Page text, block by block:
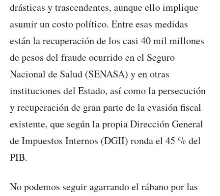
drásticas y trascendentes, aunque ello implique
asumir un costo político. Entre esas medidas
están la recuperación de los casi 40 mil millones
de pesos del fraude ocurrido en el Seguro
Nacional de Salud (SENASA) y en otras
instituciones del Estado, así como la persecución
y recuperación de gran parte de la evasión fiscal
existente, que según la propia Dirección General
de Impuestos Internos (DGII) ronda el 45 % del
PIB.
No podemos seguir agarrando el rábano por las